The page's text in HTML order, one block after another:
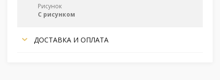
Рисунок
С рисунком
ДОСТАВКА И ОПЛАТА